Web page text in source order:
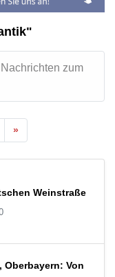
zum
»
Weinstraße
Oberbayern: Von